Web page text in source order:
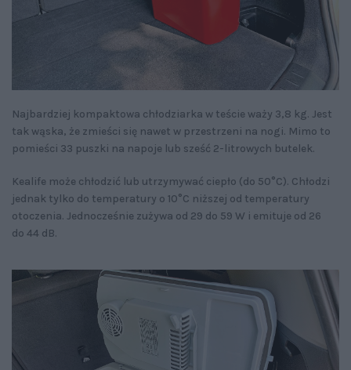
Najbardziej kompaktowa chłodziarka w teście waży 3,8 kg. Jest
tak wąska, że zmieści się nawet w przestrzeni na nogi. Mimo to
pomieści 33 puszki na napoje lub sześć 2-litrowych butelek.
Kealife może chłodzić lub utrzymywać ciepło (do 50°C). Chłodzi
jednak tylko do temperatury o 10°C niższej od temperatury
otoczenia. Jednocześnie zużywa od 29 do 59 W i emituje od 26
do 44 dB.